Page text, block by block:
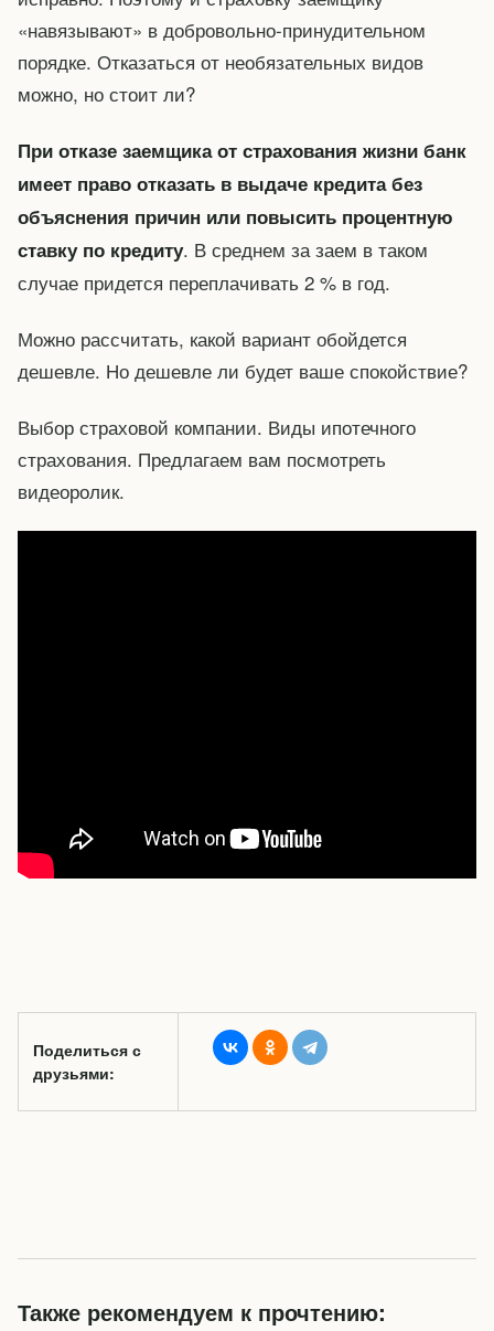
«навязывают» в добровольно-принудительном
порядке. Отказаться от необязательных видов
можно, но стоит ли?
При отказе заемщика от страхования жизни банк
имеет право отказать в выдаче кредита без
объяснения причин или повысить процентную
ставку по кредиту. В среднем за заем в таком
случае придется переплачивать 2 % в год.
Можно рассчитать, какой вариант обойдется
дешевле. Но дешевле ли будет ваше спокойствие?
Выбор страховой компании. Виды ипотечного
страхования. Предлагаем вам посмотреть
видеоролик.
Поделиться с
друзьями:
Также рекомендуем к прочтению: